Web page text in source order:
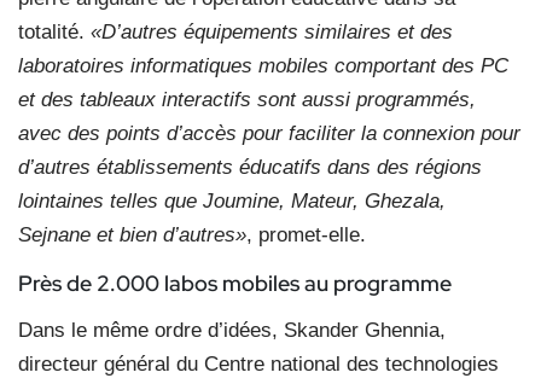
totalité. «D’autres équipements similaires et des
laboratoires informatiques mobiles comportant des PC
et des tableaux interactifs sont aussi programmés,
avec des points d’accès pour faciliter la connexion pour
d’autres établissements éducatifs dans des régions
lointaines telles que Joumine, Mateur, Ghezala,
Sejnane et bien d’autres», promet-elle.
Près de 2.000 labos mobiles au programme
Dans le même ordre d’idées, Skander Ghennia,
directeur général du Centre national des technologies